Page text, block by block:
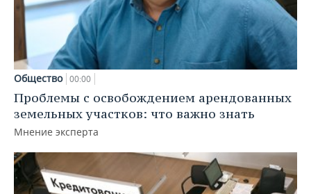
Общество 00:00
Проблемы с освобождением арендованных
земельных участков: что важно знать
Мнение эксперта